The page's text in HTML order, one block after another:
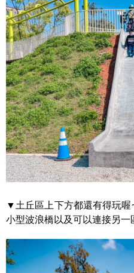
▼土丘區上下方都還有得玩
小型波浪橋以及可以連接另一